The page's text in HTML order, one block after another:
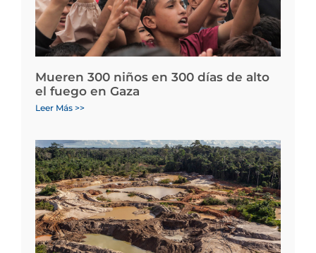
Mueren 300 niños en 300 días de alto
el fuego en Gaza
Leer Más >>